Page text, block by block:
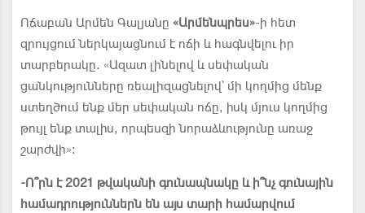
Ոճաբան Արմեն Գալյանը «Արմենպրես»-ի հետ
զրույցում ներկայացնում է ոճի և հագնվելու իր
տարբերակը. «Ազատ լինելով և սեփական
ցանկությունները ռեալիզացնելով՝ մի կողմից մենք
ստեղծում ենք մեր սեփական ոճը, իսկ մյուս կողմից
թույլ ենք տալիս, որպեսզի նորաձևությունը առաջ
շարժվի»:
-Ո՞րն է 2021 թվականի գունապնակը և ի՞նչ գունային
համադրություններն են այս տարի համարվում